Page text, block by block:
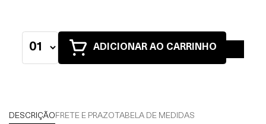
ADICIONAR AO CARRINHO
DESCRIÇÃO FRETE E PRAZOTABELA DE MEDIDAS